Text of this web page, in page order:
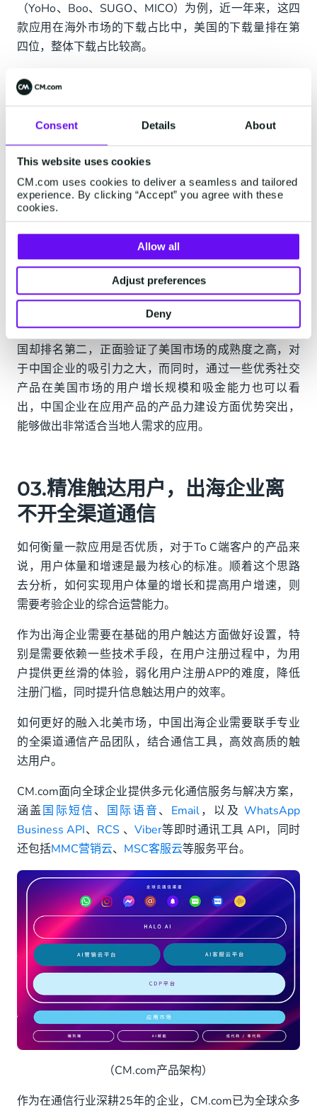
Consent Details About
This website uses cookies
CM.com uses cookies to deliver a seamless and tailored
experience. By clicking “Accept” you agree with these
cookies.
Allow all
Adjust preferences
Deny
（YoHo、Boo、SUGO、MICO）为例，近一年来，这四
款应用在海外市场的下载占比中，美国的下载量排在第
四位，整体下载占比较高。
同样是这4款应用，以收入为参考标准进行统计可以发
现，近一年来，4款应用在海外市场的收入占比中，美国
（4款应用不同国家一年收入）
对比下载量、收入数据能够更直观的看出中国企业在美
国市场的优势表现，这些社交产品在近一年的时间全球
下载占比中，美国仅排第四位，但是在收入数据上，美
国却排名第二，正面验证了美国市场的成熟度之高，对
于中国企业的吸引力之大，而同时，通过一些优秀社交
产品在美国市场的用户增长规模和吸金能力也可以看
出，中国企业在应用产品的产品力建设方面优势突出，
能够做出非常适合当地人需求的应用。
03.精准触达用户，出海企业离
不开全渠道通信
如何衡量一款应用是否优质，对于To C端客户的产品来
说，用户体量和增速是最为核心的标准。顺着这个思路
去分析，如何实现用户体量的增长和提高用户增速，则
需要考验企业的综合运营能力。
作为出海企业需要在基础的用户触达方面做好设置，特
别是需要依赖一些技术手段，在用户注册过程中，为用
户提供更丝滑的体验，弱化用户注册APP的难度，降低
注册门槛，同时提升信息触达用户的效率。
如何更好的融入北美市场，中国出海企业需要联手专业
的全渠道通信产品团队，结合通信工具，高效高质的触
达用户。
CM.com面向全球企业提供多元化通信服务与解决方案，
涵盖国际短信、 国际语音、 Email，以及WhatsApp
Business API、 RCS 、Viber等即时通讯工具 API，同时
还包括MMC营销云、 MSC客服云等服务平台。
（CM.com产品架构）
作为在通信行业深耕25年的企业，CM.com已为全球众多